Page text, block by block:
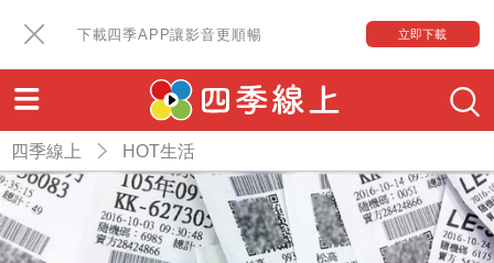
下載四季APP讓影音更順暢 立即下載
四季線上 HOT生活